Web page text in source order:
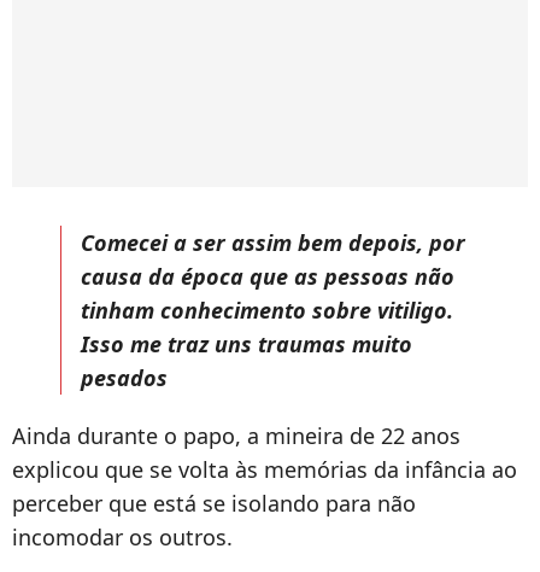
Comecei a ser assim bem depois, por
causa da época que as pessoas não
tinham conhecimento sobre vitiligo.
Isso me traz uns traumas muito
pesados
Ainda durante o papo, a mineira de 22 anos
explicou que se volta às memórias da infância ao
perceber que está se isolando para não
incomodar os outros.